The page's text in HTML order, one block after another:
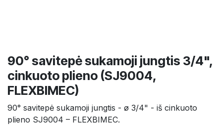
90° savitepė sukamoji jungtis 3/4",
cinkuoto plieno (SJ9004,
FLEXBIMEC)
90° savitepė sukamoji jungtis - ø 3/4" - iš cinkuoto
plieno SJ9004 – FLEXBIMEC.